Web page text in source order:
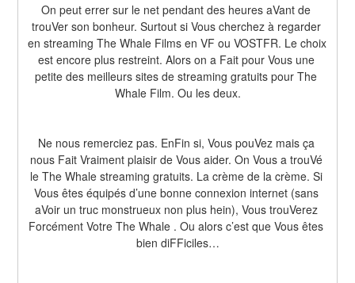
On peut errer sur le net pendant des heures aVant de
trouVer son bonheur. Surtout si Vous cherchez à regarder
en streaming The Whale Films en VF ou VOSTFR. Le choix
est encore plus restreint. Alors on a Fait pour Vous une
petite des meilleurs sites de streaming gratuits pour The
Whale Film. Ou les deux.
Ne nous remerciez pas. EnFin si, Vous pouVez mais ça
nous Fait Vraiment plaisir de Vous aider. On Vous a trouVé
le The Whale streaming gratuits. La crème de la crème. Si
Vous êtes équipés d’une bonne connexion internet (sans
aVoir un truc monstrueux non plus hein), Vous trouVerez
Forcément Votre The Whale . Ou alors c’est que Vous êtes
bien diFFiciles…